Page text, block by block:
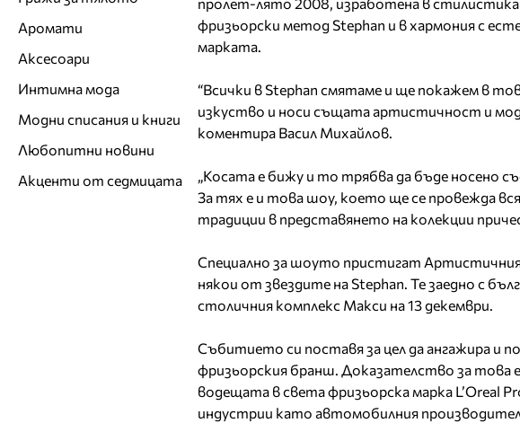
фризьорски метод Stephan и в хармония с
марката.
“Всички в Stephan смятаме и ще покажем в
изкуство и носи същата артистичност и
коментира Васил Михайлов.
„Косата е бижу и то трябва да бъде носено
За тях е и това шоу, което ще се провежда
традиции в представянето на колекции
Специално за шоуто пристигат
някои от звездите на Stephan. Те заедно с
столичния комплекс Макси на 13 декември.
Събитието си поставя за цел да ангажира и
фризьорския бранш. Доказателство за това
водещата в света фризьорска марка L’Oreal
индустрии като автомобилния
Аромати
Аксесоари
Интимна мода
Модни списания и книги
Любопитни новини
Акценти от седмицата